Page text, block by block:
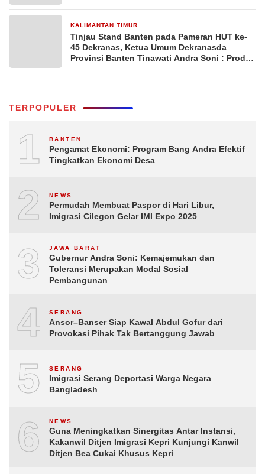
KALIMANTAN TIMUR
Tinjau Stand Banten pada Pameran HUT ke-
45 Dekranas, Ketua Umum Dekranasda
Provinsi Banten Tinawati Andra Soni : Produk
TERPOPULER
1 BANTEN
Pengamat Ekonomi: Program Bang Andra Efektif
Tingkatkan Ekonomi Desa
2 NEWS
Permudah Membuat Paspor di Hari Libur,
Imigrasi Cilegon Gelar IMI Expo 2025
3 JAWA BARAT
Gubernur Andra Soni: Kemajemukan dan
Toleransi Merupakan Modal Sosial
Pembangunan
4 SERANG
Ansor–Banser Siap Kawal Abdul Gofur dari
Provokasi Pihak Tak Bertanggung Jawab
5 SERANG
Imigrasi Serang Deportasi Warga Negara
Bangladesh
6 NEWS
Guna Meningkatkan Sinergitas Antar Instansi,
Kakanwil Ditjen Imigrasi Kepri Kunjungi Kanwil
Ditjen Bea Cukai Khusus Kepri